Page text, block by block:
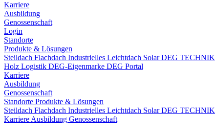
Karriere
Ausbildung
Genossenschaft
Login
Standorte
Produkte & Lösungen
Steildach Flachdach Industrielles Leichtdach Solar DEG TECHNIK
Holz Logistik DEG-Eigenmarke DEG Portal
Karriere
Ausbildung
Genossenschaft
Standorte Produkte & Lösungen
Steildach Flachdach Industrielles Leichtdach Solar DEG TECHNIK
Karriere Ausbildung Genossenschaft